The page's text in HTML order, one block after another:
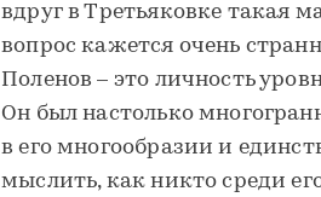
вдруг в Третьяковке такая
вопрос кажется очень
Поленов – это личность
Он был настолько
в его многообразии и
мыслить, как никто среди